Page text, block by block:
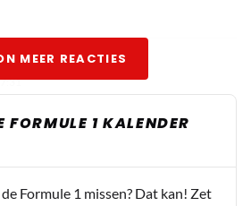
17:57
MEER REACTIES
1 KALENDER
Formule 1 missen? Dat kan! Zet